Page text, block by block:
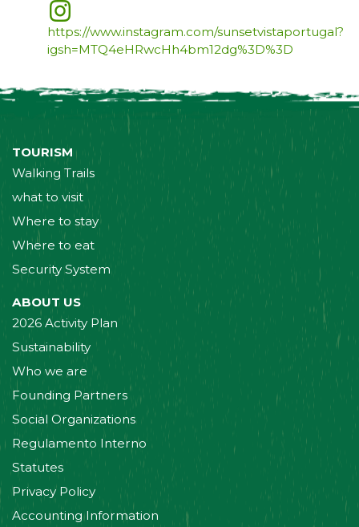
https://www.instagram.com/sunsetvistaportugal?
igsh=MTQ4eHRwcHh4bm12dg%3D%3D
TOURISM
Walking Trails
what to visit
Where to stay
Where to eat
Security System
ABOUT US
2026 Activity Plan
Sustainability
Who we are
Founding Partners
Social Organizations
Regulamento Interno
Statutes
Privacy Policy
Accounting Information